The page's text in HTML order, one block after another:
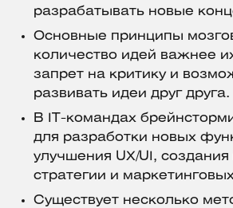
разрабатывать новые
Основные принципы
количество идей важнее
запрет на критику и
развивать идеи друг друга.
В IT-командах
для разработки новых
улучшения UX/UI, создания
стратегии и
Существует несколько